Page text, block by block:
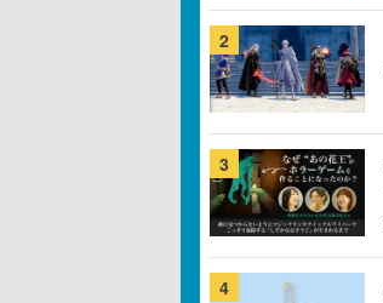
2
3
4